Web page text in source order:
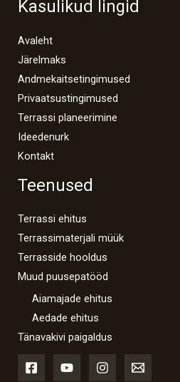
Kasulikud lingid
Avaleht
Järelmaks
Andmekaitsetingimused
Privaatsustingimused
Terrassi planeerimine
Ideedenurk
Kontakt
Teenused
Terrassi ehitus
Terrassimaterjali müük
Terrasside hooldus
Muud puusepatööd
Aiamajade ehitus
Aedade ehitus
Tänavakivi paigaldus